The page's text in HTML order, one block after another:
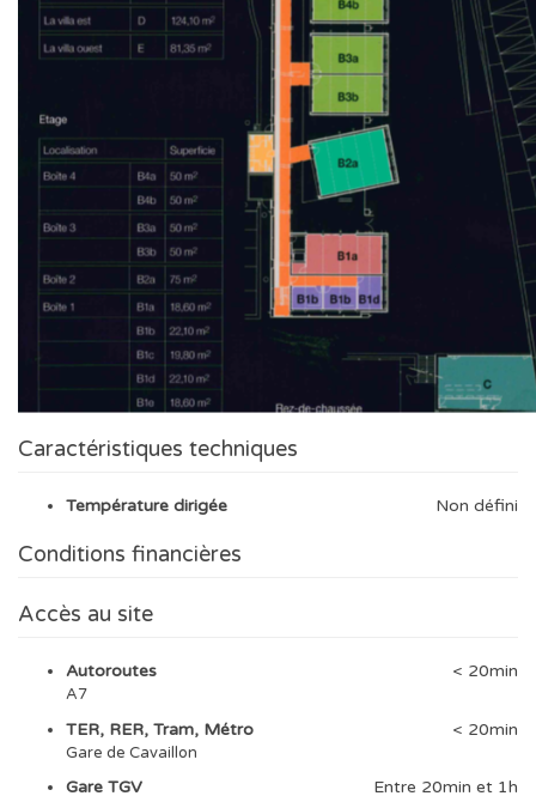
Caractéristiques techniques
Température dirigée Non défini
Conditions financières
Accès au site
Autoroutes < 20min
A7
TER, RER, Tram, Métro < 20min
Gare de Cavaillon
Gare TGV Entre 20min et 1h